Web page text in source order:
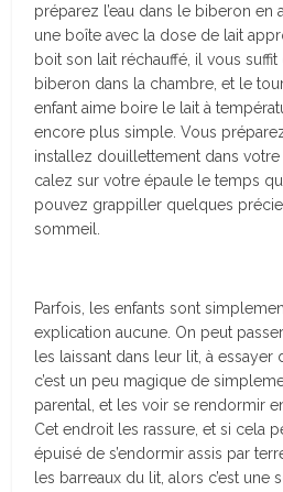
préparez l’eau dans le biberon en
une boîte avec la dose de lait
boit son lait réchauffé, il vous
biberon dans la chambre, et le
enfant aime boire le lait à
encore plus simple. Vous
installez douillettement dans
calez sur votre épaule le temps
pouvez grappiller quelques
sommeil.
Parfois, les enfants sont
explication aucune. On peut
les laissant dans leur lit, à essayer
c’est un peu magique de
parental, et les voir se rendormir
Cet endroit les rassure, et si cela
épuisé de s’endormir assis par
les barreaux du lit, alors c’est une